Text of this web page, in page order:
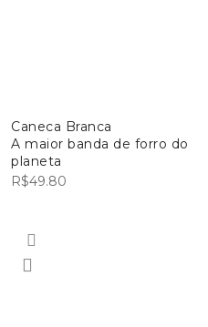
Caneca Branca
A maior banda de forro do
planeta
R$49.80